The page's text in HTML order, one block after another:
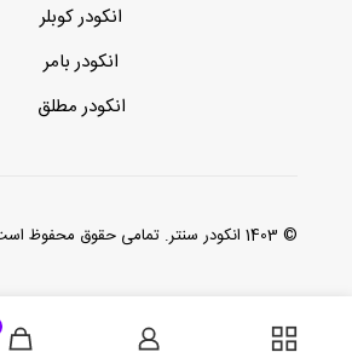
انکودر کوبلر
انکودر بامر
انکودر مطلق
© 1403 انکودر سنتر. تمامی حقوق محفوظ است.